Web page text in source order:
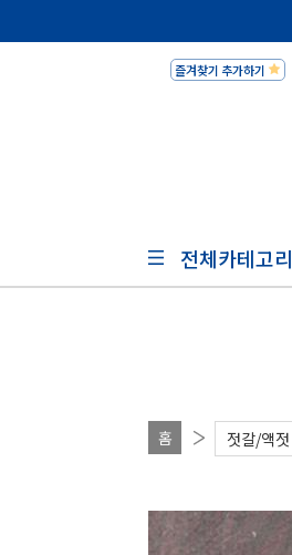
전체카테고리
즐겨찾기 추가하기
홈 젓갈/액젓